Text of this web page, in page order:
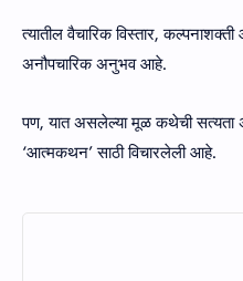
त्यातील वैचारिक विस्तार,
अनौपचारिक अनुभव आहे.
पण, यात असलेल्या मूळ कथेची सत्यता
‘आत्मकथन’ साठी विचारलेली आहे.